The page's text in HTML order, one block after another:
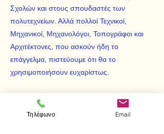
Σχολών και στους σπουδαστές των
πολυτεχνείων. Αλλά πολλοί Τεχνικοί,
Μηχανικοί, Μηχανολόγοι, Τοπογράφοι και
Αρχιτέκτονες, που ασκούν ήδη το
επάγγελμα, πιστεύουμε ότι θα το
χρησιμοποιήσουν ευχαρίστως.
Περιεχόμενα:
ΕισαγωγήΤηλέφωνο Email